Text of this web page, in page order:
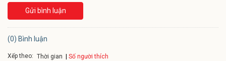
Gửi bình luận
(0) Bình luận
Xếp theo: Thời gian Số người thích